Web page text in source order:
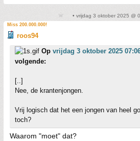
• vrijdag 3 oktober 2025 @
Miss 200.000.000!
roos94
Op vrijdag 3 oktober 2025
volgende:
[..]
Nee, de krantenjongen.
Vrij logisch dat het een jongen van heel
toch?
Waarom "moet" dat?